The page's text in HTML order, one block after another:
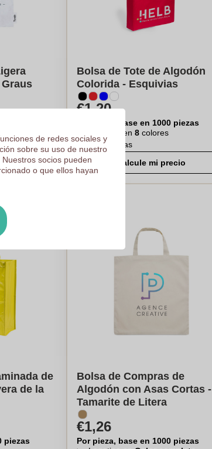
Bolsa de Tote de Algodón
Colorida - Esquivias
€1,20
Por pieza, base en 1000 piezas
Logotipo en 8 colores
De 5
piezas
Calcule mi precio
de
de la
piezas
Bolsa de Compras de
Algodón con Asas Cortas -
Tamarite de Litera
€1,26
Por pieza, base en 1000 piezas
de redes sociales y
sobre su uso de nuestro
socios pueden
o que ellos hayan